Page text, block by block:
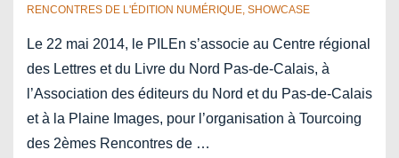
RENCONTRES DE L'ÉDITION NUMÉRIQUE, SHOWCASE
Le 22 mai 2014, le PILEn s’associe au Centre régional
des Lettres et du Livre du Nord Pas-de-Calais, à
l’Association des éditeurs du Nord et du Pas-de-Calais
et à la Plaine Images, pour l’organisation à Tourcoing
des 2èmes Rencontres de …